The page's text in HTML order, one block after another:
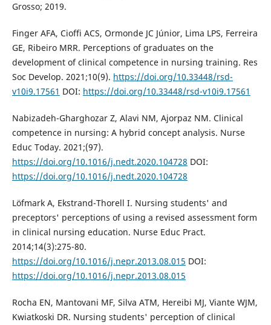
Grosso; 2019.
Finger AFA, Cioffi ACS, Ormonde JC Júnior, Lima LPS, Ferreira
GE, Ribeiro MRR. Perceptions of graduates on the
development of clinical competence in nursing training. Res
Soc Develop. 2021;10(9). https://doi.org/10.33448/rsd-
v10i9.17561 DOI: https://doi.org/10.33448/rsd-v10i9.17561
Nabizadeh-Gharghozar Z, Alavi NM, Ajorpaz NM. Clinical
competence in nursing: A hybrid concept analysis. Nurse
Educ Today. 2021;(97).
https://doi.org/10.1016/j.nedt.2020.104728 DOI:
https://doi.org/10.1016/j.nedt.2020.104728
Löfmark A, Ekstrand-Thorell I. Nursing students' and
preceptors' perceptions of using a revised assessment form
in clinical nursing education. Nurse Educ Pract.
2014;14(3):275-80.
https://doi.org/10.1016/j.nepr.2013.08.015 DOI:
https://doi.org/10.1016/j.nepr.2013.08.015
Rocha EN, Mantovani MF, Silva ATM, Hereibi MJ, Viante WJM,
Kwiatkoski DR. Nursing students' perception of clinical